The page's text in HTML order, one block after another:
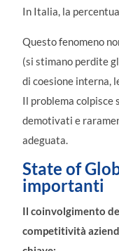
In Italia, la
Questo fenomeno
(si stimano perdite
di coesione interna,
Il problema colpisce
demotivati e
adeguata.
State of
importanti
Il coinvolgimento
competitività